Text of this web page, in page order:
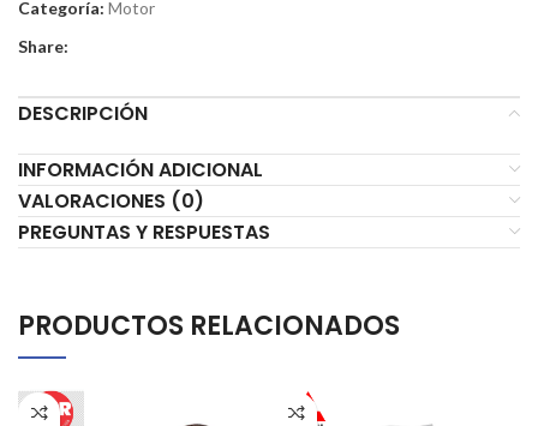
Categoría: Motor
Share:
DESCRIPCIÓN
INFORMACIÓN ADICIONAL
VALORACIONES (0)
PREGUNTAS Y RESPUESTAS
PRODUCTOS RELACIONADOS